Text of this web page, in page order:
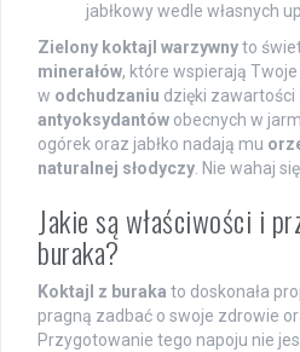
jabłkowy wedle własnych
Zielony koktajl warzywnyto
minerałów, które wspierają
w odchudzaniu dzięki zawartości
antyoksydantów obecnych w
ogórek oraz jabłko nadają mu
naturalnej słodyczy. Nie wahaj
Jakie są właściwości i
buraka?
Koktajl z buraka to doskonała
pragną zadbać o swoje zdrowie
Przygotowanie tego napoju nie